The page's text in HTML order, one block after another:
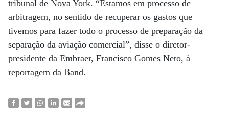
tribunal de Nova York. “Estamos em processo de
arbitragem, no sentido de recuperar os gastos que
tivemos para fazer todo o processo de preparação da
separação da aviação comercial”, disse o diretor-
presidente da Embraer, Francisco Gomes Neto, à
reportagem da Band.